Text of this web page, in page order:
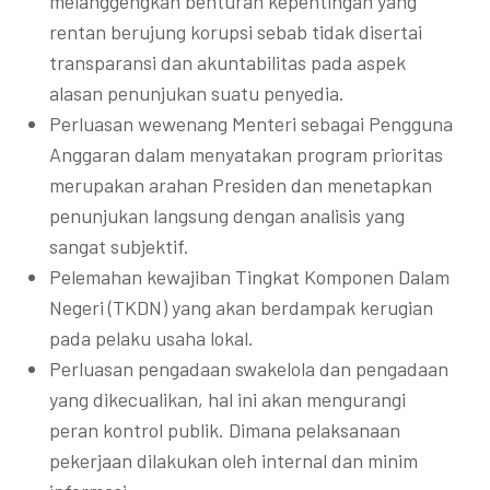
rentan berujung korupsi sebab tidak disertai
transparansi dan akuntabilitas pada aspek
alasan penunjukan suatu penyedia.
Perluasan wewenang Menteri sebagai Pengguna
Anggaran dalam menyatakan program prioritas
merupakan arahan Presiden dan menetapkan
penunjukan langsung dengan analisis yang
sangat subjektif.
Pelemahan kewajiban Tingkat Komponen Dalam
Negeri (TKDN) yang akan berdampak kerugian
pada pelaku usaha lokal.
Perluasan pengadaan swakelola dan pengadaan
yang dikecualikan, hal ini akan mengurangi
peran kontrol publik. Dimana pelaksanaan
pekerjaan dilakukan oleh internal dan minim